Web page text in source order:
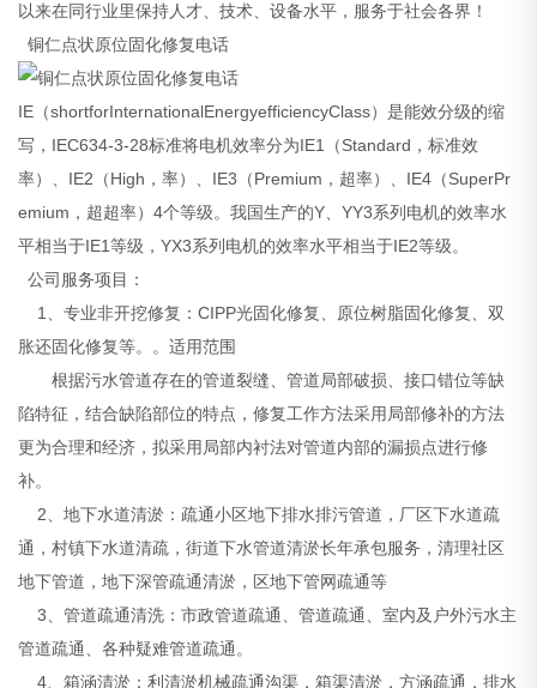
以来在同行业里保持人才、技术、设备水平，服务于社会各界！
铜仁点状原位固化修复电话
IE（shortforInternationalEnergyefficiencyClass）是能效分级的缩
写，IEC634-3-28标准将电机效率分为IE1（Standard，标准效
率）、IE2（High，率）、IE3（Premium，超率）、IE4（SuperPr
emium，超超率）4个等级。我国生产的Y、YY3系列电机的效率水
平相当于IE1等级，YX3系列电机的效率水平相当于IE2等级。
公司服务项目：
1、专业非开挖修复：CIPP光固化修复、原位树脂固化修复、双
胀还固化修复等。。适用范围
根据污水管道存在的管道裂缝、管道局部破损、接口错位等缺
陷特征，结合缺陷部位的特点，修复工作方法采用局部修补的方法
更为合理和经济，拟采用局部内衬法对管道内部的漏损点进行修
补。
2、地下水道清淤：疏通小区地下排水排污管道，厂区下水道疏
通，村镇下水道清疏，街道下水管道清淤长年承包服务，清理社区
地下管道，地下深管疏通清淤，区地下管网疏通等
3、管道疏通清洗：市政管道疏通、管道疏通、室内及户外污水主
管道疏通、各种疑难管道疏通。
4、箱涵清淤：利清淤机械疏通沟渠，箱渠清淤，方涵疏通，排水